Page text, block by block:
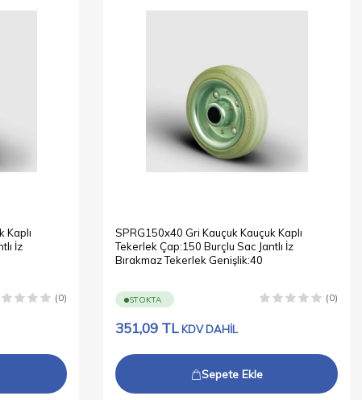
Kaplı
İz
(0)
SPRG150x40 Gri Kauçuk Kauçuk Kaplı
Tekerlek Çap:150 Burçlu Sac Jantlı İz
Bırakmaz Tekerlek Genişlik:40
STOKTA (0)
351,09 TL KDV DAHİL
Sepete Ekle